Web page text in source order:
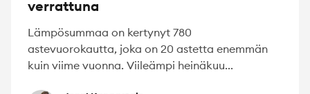
verrattuna
Lämpösummaa on kertynyt 780
astevuorokautta, joka on 20 astetta enemmän
kuin viime vuonna. Viileämpi heinäkuu...